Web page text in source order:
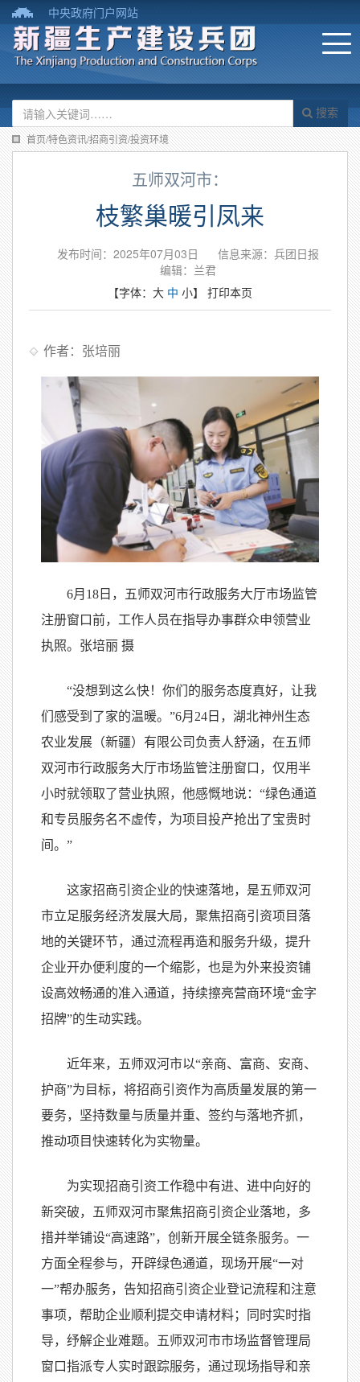
中央政府门户网站
搜索
首页/特色资讯/招商引资/投资环境
五师双河市：
枝繁巢暖引凤来
发布时间：2025年07月03日
信息来源：兵团日报
编辑：兰君
【字体： 大 中 小】 打印本页
作者：张培丽
6月18日，五师双河市行政服务大厅市场监管
注册窗口前，工作人员在指导办事群众申领营业
执照。张培丽 摄
“没想到这么快！你们的服务态度真好，让我
们感受到了家的温暖。”6月24日，湖北神州生态
农业发展（新疆）有限公司负责人舒涵，在五师
双河市行政服务大厅市场监管注册窗口，仅用半
小时就领取了营业执照，他感慨地说：“绿色通道
和专员服务名不虚传，为项目投产抢出了宝贵时
间。”
这家招商引资企业的快速落地，是五师双河
市立足服务经济发展大局，聚焦招商引资项目落
地的关键环节，通过流程再造和服务升级，提升
企业开办便利度的一个缩影，也是为外来投资铺
设高效畅通的准入通道，持续擦亮营商环境“金字
招牌”的生动实践。
近年来，五师双河市以“亲商、富商、安商、
护商”为目标，将招商引资作为高质量发展的第一
要务，坚持数量与质量并重、签约与落地齐抓，
推动项目快速转化为实物量。
为实现招商引资工作稳中有进、进中向好的
新突破，五师双河市聚焦招商引资企业落地，多
措并举铺设“高速路”，创新开展全链条服务。一
方面全程参与，开辟绿色通道，现场开展“一对
一”帮办服务，告知招商引资企业登记流程和注意
事项，帮助企业顺利提交申请材料；同时实时指
导，纾解企业难题。五师双河市市场监督管理局
窗口指派专人实时跟踪服务，通过现场指导和亲